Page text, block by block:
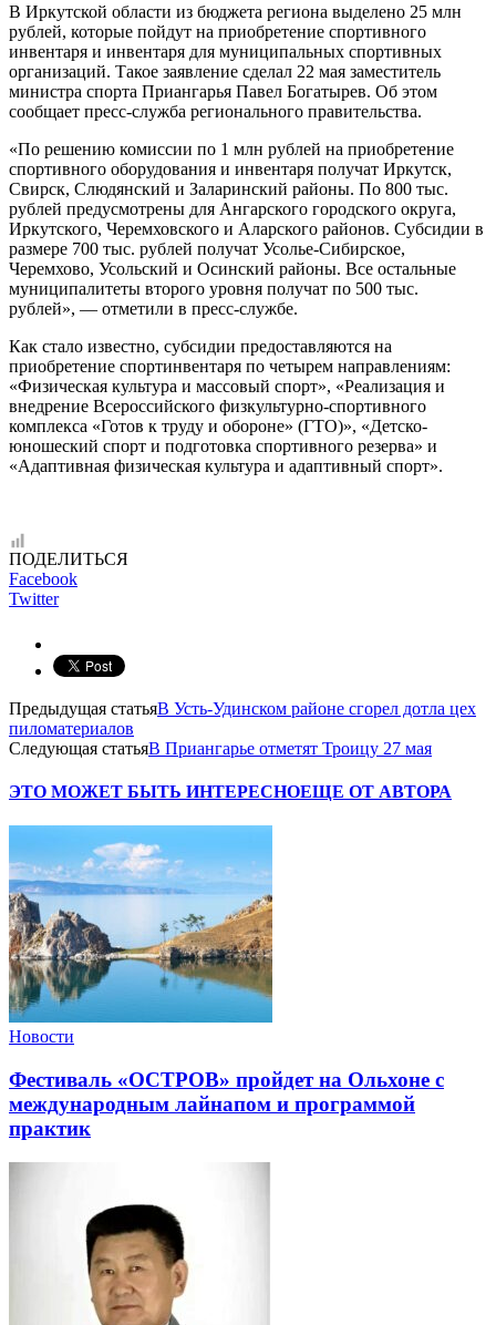
В Иркутской области из бюджета региона выделено 25 млн
рублей, которые пойдут на приобретение спортивного
инвентаря и инвентаря для муниципальных спортивных
организаций. Такое заявление сделал 22 мая заместитель
министра спорта Приангарья Павел Богатырев. Об этом
сообщает пресс-служба регионального правительства.
«По решению комиссии по 1 млн рублей на приобретение
спортивного оборудования и инвентаря получат Иркутск,
Свирск, Слюдянский и Заларинский районы. По 800 тыс.
рублей предусмотрены для Ангарского городского округа,
Иркутского, Черемховского и Аларского районов. Субсидии в
размере 700 тыс. рублей получат Усолье-Сибирское,
Черемхово, Усольский и Осинский районы. Все остальные
муниципалитеты второго уровня получат по 500 тыс.
рублей», — отметили в пресс-службе.
Как стало известно, субсидии предоставляются на
приобретение спортинвентаря по четырем направлениям:
«Физическая культура и массовый спорт», «Реализация и
внедрение Всероссийского физкультурно-спортивного
комплекса «Готов к труду и обороне» (ГТО)», «Детско-
юношеский спорт и подготовка спортивного резерва» и
«Адаптивная физическая культура и адаптивный спорт».
ПОДЕЛИТЬСЯ
Facebook
Twitter
Предыдущая статьяВ Усть-Удинском районе сгорел дотла цех
пиломатериалов
Следующая статьяВ Приангарье отметят Троицу 27 мая
ЭТО МОЖЕТ БЫТЬ ИНТЕРЕСНОЕЩЕ ОТ АВТОРА
Новости
Фестиваль «ОСТРОВ» пройдет на Ольхоне с
международным лайнапом и программой
практик